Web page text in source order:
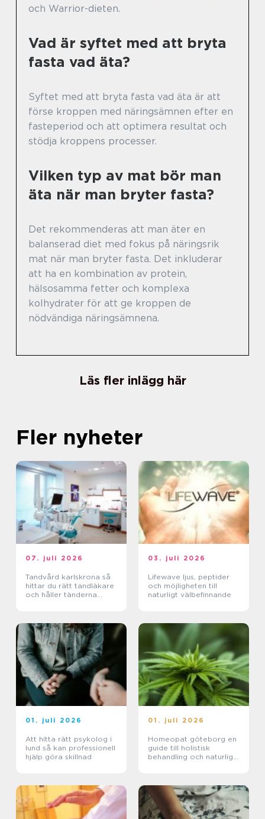
och Warrior-dieten.
Vad är syftet med att bryta
fasta vad äta?
Syftet med att bryta fasta vad äta är att
förse kroppen med näringsämnen efter en
fasteperiod och att optimera resultat och
stödja kroppens processer.
Vilken typ av mat bör man
äta när man bryter fasta?
Det rekommenderas att man äter en
balanserad diet med fokus på näringsrik
mat när man bryter fasta. Det inkluderar
att ha en kombination av protein,
hälsosamma fetter och komplexa
kolhydrater för att ge kroppen de
nödvändiga näringsämnena.
Läs fler inlägg här
Fler nyheter
07. juli 2026
Tandvård karlskrona så
hittar du rätt tandläkare
och håller tänderna
03. juli 2026
Lifewave ljus, peptider
och möjligheten till
naturligt välbefinnande
01. juli 2026
Att hitta rätt psykolog i
lund så kan professionell
hjälp göra skillnad
01. juli 2026
Homeopat göteborg en
guide till holistisk
behandling och naturlig